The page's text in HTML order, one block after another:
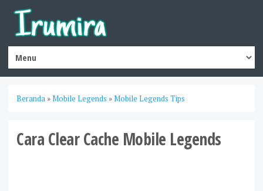
Beranda »Mobile Legends »Mobile Legends Tips
Cara Clear Cache Mobile Legends